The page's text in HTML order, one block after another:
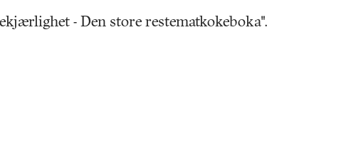
- Den store restematkokeboka".